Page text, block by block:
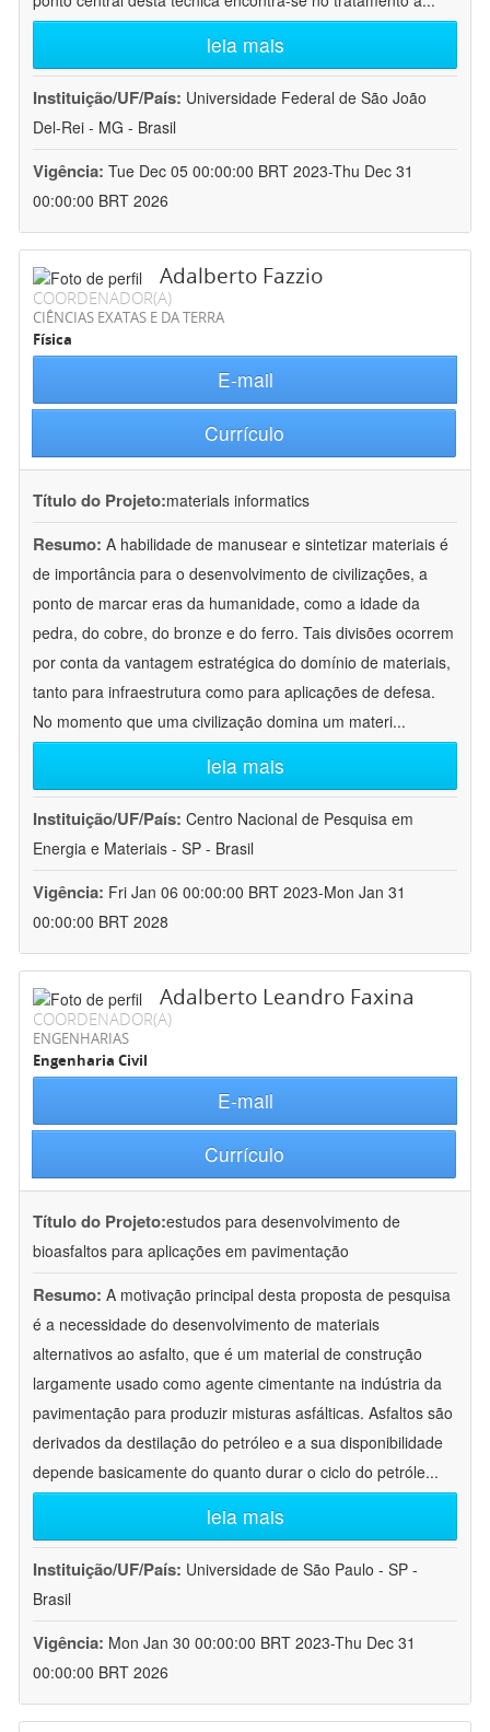
leia mais
Instituição/UF/País: Universidade Federal de São João
Del-Rei - MG - Brasil
Vigência: Tue Dec 05 00:00:00 BRT 2023-Thu Dec 31
00:00:00 BRT 2026
Adalberto Fazzio
COORDENADOR(A)
CIÊNCIAS EXATAS E DA TERRA
Física
E-mail
Currículo
Título do Projeto:materials informatics
Resumo: A habilidade de manusear e sintetizar materiais é
de importância para o desenvolvimento de civilizações, a
ponto de marcar eras da humanidade, como a idade da
pedra, do cobre, do bronze e do ferro. Tais divisões ocorrem
por conta da vantagem estratégica do domínio de materiais,
tanto para infraestrutura como para aplicações de defesa.
No momento que uma civilização domina um materi...
leia mais
Instituição/UF/País: Centro Nacional de Pesquisa em
Energia e Materiais - SP - Brasil
Vigência: Fri Jan 06 00:00:00 BRT 2023-Mon Jan 31
00:00:00 BRT 2028
Adalberto Leandro Faxina
COORDENADOR(A)
ENGENHARIAS
Engenharia Civil
E-mail
Currículo
Título do Projeto:estudos para desenvolvimento de
bioasfaltos para aplicações em pavimentação
Resumo: A motivação principal desta proposta de pesquisa
é a necessidade do desenvolvimento de materiais
alternativos ao asfalto, que é um material de construção
largamente usado como agente cimentante na indústria da
pavimentação para produzir misturas asfálticas. Asfaltos são
derivados da destilação do petróleo e a sua disponibilidade
depende basicamente do quanto durar o ciclo do petróle...
leia mais
Instituição/UF/País: Universidade de São Paulo - SP -
Brasil
Vigência: Mon Jan 30 00:00:00 BRT 2023-Thu Dec 31
00:00:00 BRT 2026